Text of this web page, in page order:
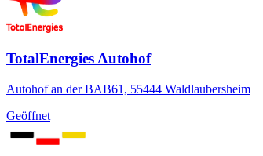
TotalEnergies Autohof
Autohof an der BAB61, 55444 Waldlaubersheim
Geöffnet